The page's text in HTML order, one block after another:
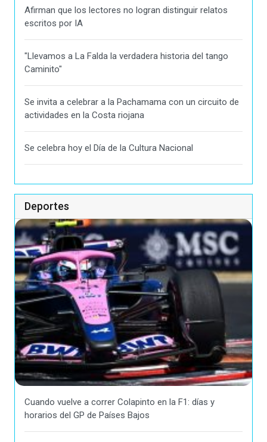
Afirman que los lectores no logran distinguir relatos
escritos por IA
"Llevamos a La Falda la verdadera historia del tango
Caminito"
Se invita a celebrar a la Pachamama con un circuito de
actividades en la Costa riojana
Se celebra hoy el Día de la Cultura Nacional
Deportes
Cuando vuelve a correr Colapinto en la F1: días y
horarios del GP de Países Bajos